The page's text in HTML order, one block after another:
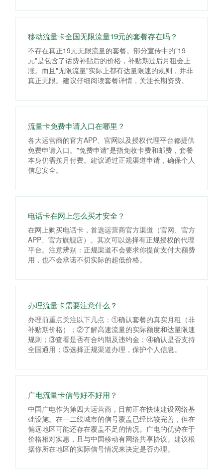
移动流量卡全国无限流量19元的套餐存在吗？
不存在真正19元无限流量的套餐。部分宣传中的"19
元"是包含了话费补贴后的价格，补贴期过后月租会上
涨。而且"无限流量"实际上都有达量限速的规则，并非
真正无限。建议仔细阅读套餐详情，关注长期资费。
流量卡免费申请入口在哪里？
各大运营商的官方APP、官网以及授权代理平台都提供
免费申请入口。"免费申请"是指免收卡费和邮费，套餐
本身仍需按月付费。建议通过正规渠道申请，确保个人
信息安全。
电话卡在网上怎么买才安全？
在网上购买电话卡，首选运营商官方渠道（官网、官方
APP、官方旗舰店）。其次可以选择有正规授权的代理
平台。注意辨别：正规渠道不会要求你提前支付大额费
用，也不会承诺不切实际的超低价格。
办理流量卡需要注意什么？
办理前重点关注以下几点：①确认套餐的真实月租（非
补贴期价格）；②了解高速流量的实际额度和达量限速
规则；③查看是否有合约期及违约金；④确认是否支持
全国通用；⑤选择正规渠道办理，保护个人信息。
广电流量卡信号好不好用？
中国广电作为第四大运营商，目前正在快速建设网络基
础设施。在一二线城市的信号覆盖已经比较完善，但在
偏远地区可能还存在覆盖不足的情况。广电的优势在于
价格相对实惠，且与中国移动有网络共享协议。建议根
据你所在地区的实际信号情况来决定是否办理。